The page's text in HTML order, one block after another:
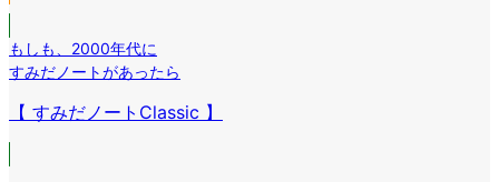
もしも
2000年代に
すみだノートがあったら
【 すみだノートClassic 】